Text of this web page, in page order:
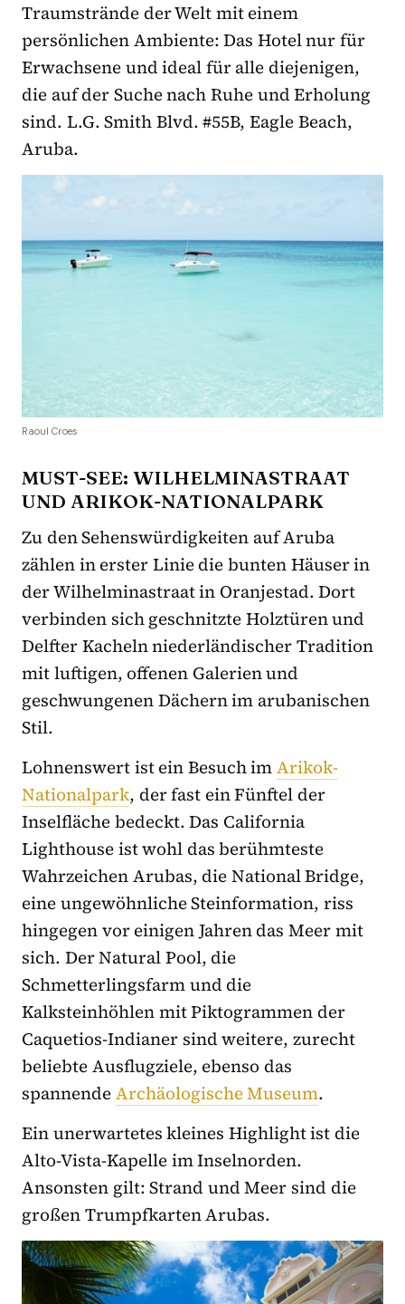
Traumstrände der Welt mit einem
persönlichen Ambiente: Das Hotel nur für
Erwachsene und ideal für alle diejenigen,
die auf der Suche nach Ruhe und Erholung
sind. L.G. Smith Blvd. #55B, Eagle Beach,
Aruba.
Raoul Croes
MUST-SEE: WILHELMINASTRAAT
UND ARIKOK-NATIONALPARK
Zu den Sehenswürdigkeiten auf Aruba
zählen in erster Linie die bunten Häuser in
der Wilhelminastraat in Oranjestad. Dort
verbinden sich geschnitzte Holztüren und
Delfter Kacheln niederländischer Tradition
mit luftigen, offenen Galerien und
geschwungenen Dächern im arubanischen
Stil.
Lohnenswert ist ein Besuch imArikok-
Nationalpark, der fast ein Fünftel der
Inselfläche bedeckt. Das California
Lighthouse ist wohl das berühmteste
Wahrzeichen Arubas, die National Bridge,
eine ungewöhnliche Steinformation, riss
hingegen vor einigen Jahren das Meer mit
sich. Der Natural Pool, die
Schmetterlingsfarm und die
Kalksteinhöhlen mit Piktogrammen der
Caquetios-Indianer sind weitere, zurecht
beliebte Ausflugziele, ebenso das
spannendeArchäologische Museum.
Ein unerwartetes kleines Highlight ist die
Alto-Vista-Kapelle im Inselnorden.
Ansonsten gilt: Strand und Meer sind die
großen Trumpfkarten Arubas.